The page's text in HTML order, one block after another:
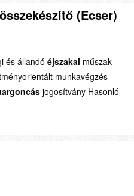
(Ecser)
és állandó éjszakai műszak
munkavégzés
jogosítvány Hasonló